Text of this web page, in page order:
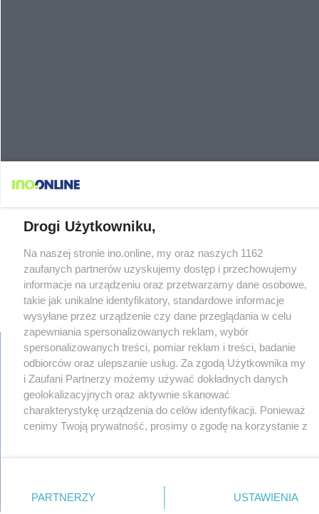
regulamin
reklama
redakcja
pliki cookies
oferty pracy
© copyright 2000-2026 Ino-online Media
Drogi Użytkowniku,
Na naszej stronie ino.online, my oraz naszych 1162
zaufanych partnerów uzyskujemy dostęp i przechowujemy
informacje na urządzeniu oraz przetwarzamy dane osobowe,
takie jak unikalne identyfikatory, standardowe informacje
wysyłane przez urządzenie czy dane przeglądania w celu
zapewniania spersonalizowanych reklam, wybór
spersonalizowanych treści, pomiar reklam i treści, badanie
odbiorców oraz ulepszanie usług. Za zgodą Użytkownika my
i Zaufani Partnerzy możemy używać dokładnych danych
geolokalizacyjnych oraz aktywnie skanować
charakterystykę urządzenia do celów identyfikacji. Ponieważ
cenimy Twoją prywatność, prosimy o zgodę na korzystanie z
. Niektóre rodzaje przetwarzania
danych nie wymagają zgody użytkownika, ale masz prawo
PARTNERZY USTAWIENIA